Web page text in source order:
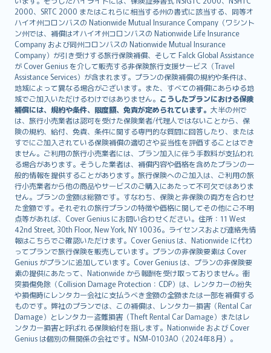
2000、SRTC 2000 またはこれらに相当する州の書式に該当する、同等オ
ハイオ州コロンバスの Nationwide Mutual Insurance Company（ワシント
ン州では、補償はオハイオ州コロンバスの Nationwide Life Insurance
Company および同州コロンバスの Nationwide Mutual Insurance
Company）が引き受けする旅行保険補償、そして Falck Global Assistance
が Cover Genius を介して販売する非保険旅行支援サービス（Travel
Assistance Services）が含まれます。プランの保険補償の規約や条件は、
地域によって異なる場合がございます。また、すべての補償にあらゆる地
域でご加入いただけるわけではありません。 こうしたプランにおける保険
補償には、規約や条件、限度額、免責が定められています。 大半の州で
は、旅行小売業者は認可を受けた保険業者/代理人ではないことから、保
険の規約、給付、免責、条件に関する専門的な質問に回答したり、または
すでにご加入されている保険補償の適切さや妥当性を評価することはでき
ません。ご利用の旅行小売業者には、プラン加入に伴う手数料が支払われ
る場合があります。そうした業者は、補償内容や価格を含めたプランの一
般的情報を提供することがあります。旅行保険へのご加入は、ご利用の旅
行小売業者から他の商品やサービスのご購入にあたって不可欠ではありま
せん。プランの金額は総額です。すなわち、保険と非保険の両方を合わせ
た金額です。それぞれの旅行プランの特徴や価格に関してその他にご不明
点等があれば、Cover Genius にお問い合わせください。住所：11 West
42nd Street, 30th Floor, New York, NY 10036。ライセンスおよび連絡先情
報はこちらでご確認いただけます。Cover Genius は、Nationwide に代わ
ってプランで旅行保険を販売しています。プランの非保険要素は Cover
Genius がプランに追加しています。Cover Genius は、プランの非保険要
素の提供にあたって、Nationwide から報酬を受け取っておりません。衝
突損傷免除（Collision Damage Protection：CDP）は、レンタカーの紛失
や損傷時にレンタカー会社に支払うべき金額の全額または一部を補償する
ものです。弊社のプランでは、この補償は、レンタカー損害（Rental Car
Damage）とレンタカー盗難損害（Theft Rental Car Damage）またはレ
ンタカー損害と呼ばれる保険給付を指します。Nationwide および Cover
Genius は個別の無関係の会社です。NSM-0103AO（2024年8月）。
eesti
Ελληνικά
Magyar
Íslenska
Bahasa Indonesia
latviešu
Lietuviškai
Bahasa Melayu
Română
српски
Slovensky
Slovenščina
Українська
Tiếng Việt